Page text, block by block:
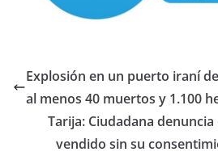
Explosión en un puerto iraní
al menos 40 muertos y 1.100
Tarija: Ciudadana
vendido sin su